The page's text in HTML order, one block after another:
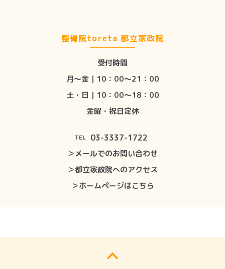
整骨院toreta 都立家政院
受付時間
月〜金｜10：00〜21：00
土・日｜10：00〜18：00
金曜・祝日定休
TEL 03-3337-1722
＞メールでのお問い合わせ
＞都立家政院へのアクセス
＞ホームページはこちら